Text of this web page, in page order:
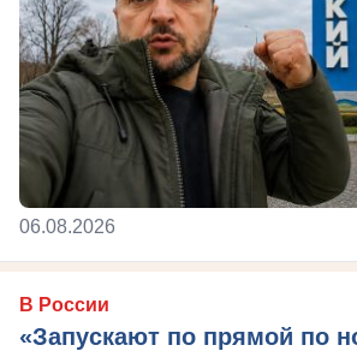
06.08.2026
В России
«Запускают по прямой по